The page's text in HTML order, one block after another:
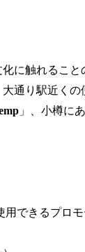
に触れること
大通り駅近く
」、小樽に
できるプロ